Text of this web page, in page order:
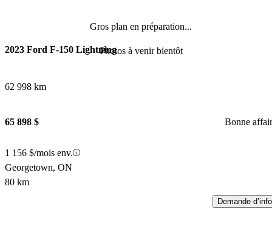
Gros plan en préparation...
Photos à venir bientôt
2023 Ford F-150 Lightning
62 998 km
65 898 $ Bonne
1 156 $/mois env.
Georgetown, ON
80 km
Demande d’info